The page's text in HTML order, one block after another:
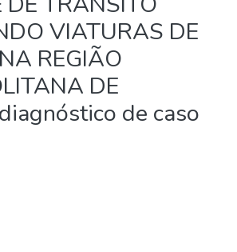
VIATURAS DE
REGIÃO
DE
de caso